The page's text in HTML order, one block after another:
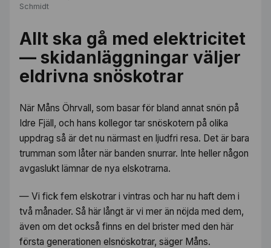
Schmidt
Allt ska gå med elektricitet
— skidanläggningar väljer
eldrivna snöskotrar
När Måns Öhrvall, som basar för bland annat snön på
Idre Fjäll, och hans kollegor tar snöskotern på olika
uppdrag så är det nu närmast en ljudfri resa. Det är bara
trumman som låter när banden snurrar. Inte heller någon
avgaslukt lämnar de nya elskotrarna.
— Vi fick fem elskotrar i vintras och har nu haft dem i
två månader. Så här långt är vi mer än nöjda med dem,
även om det också finns en del brister med den här
första generationen elsnöskotrar, säger Måns.